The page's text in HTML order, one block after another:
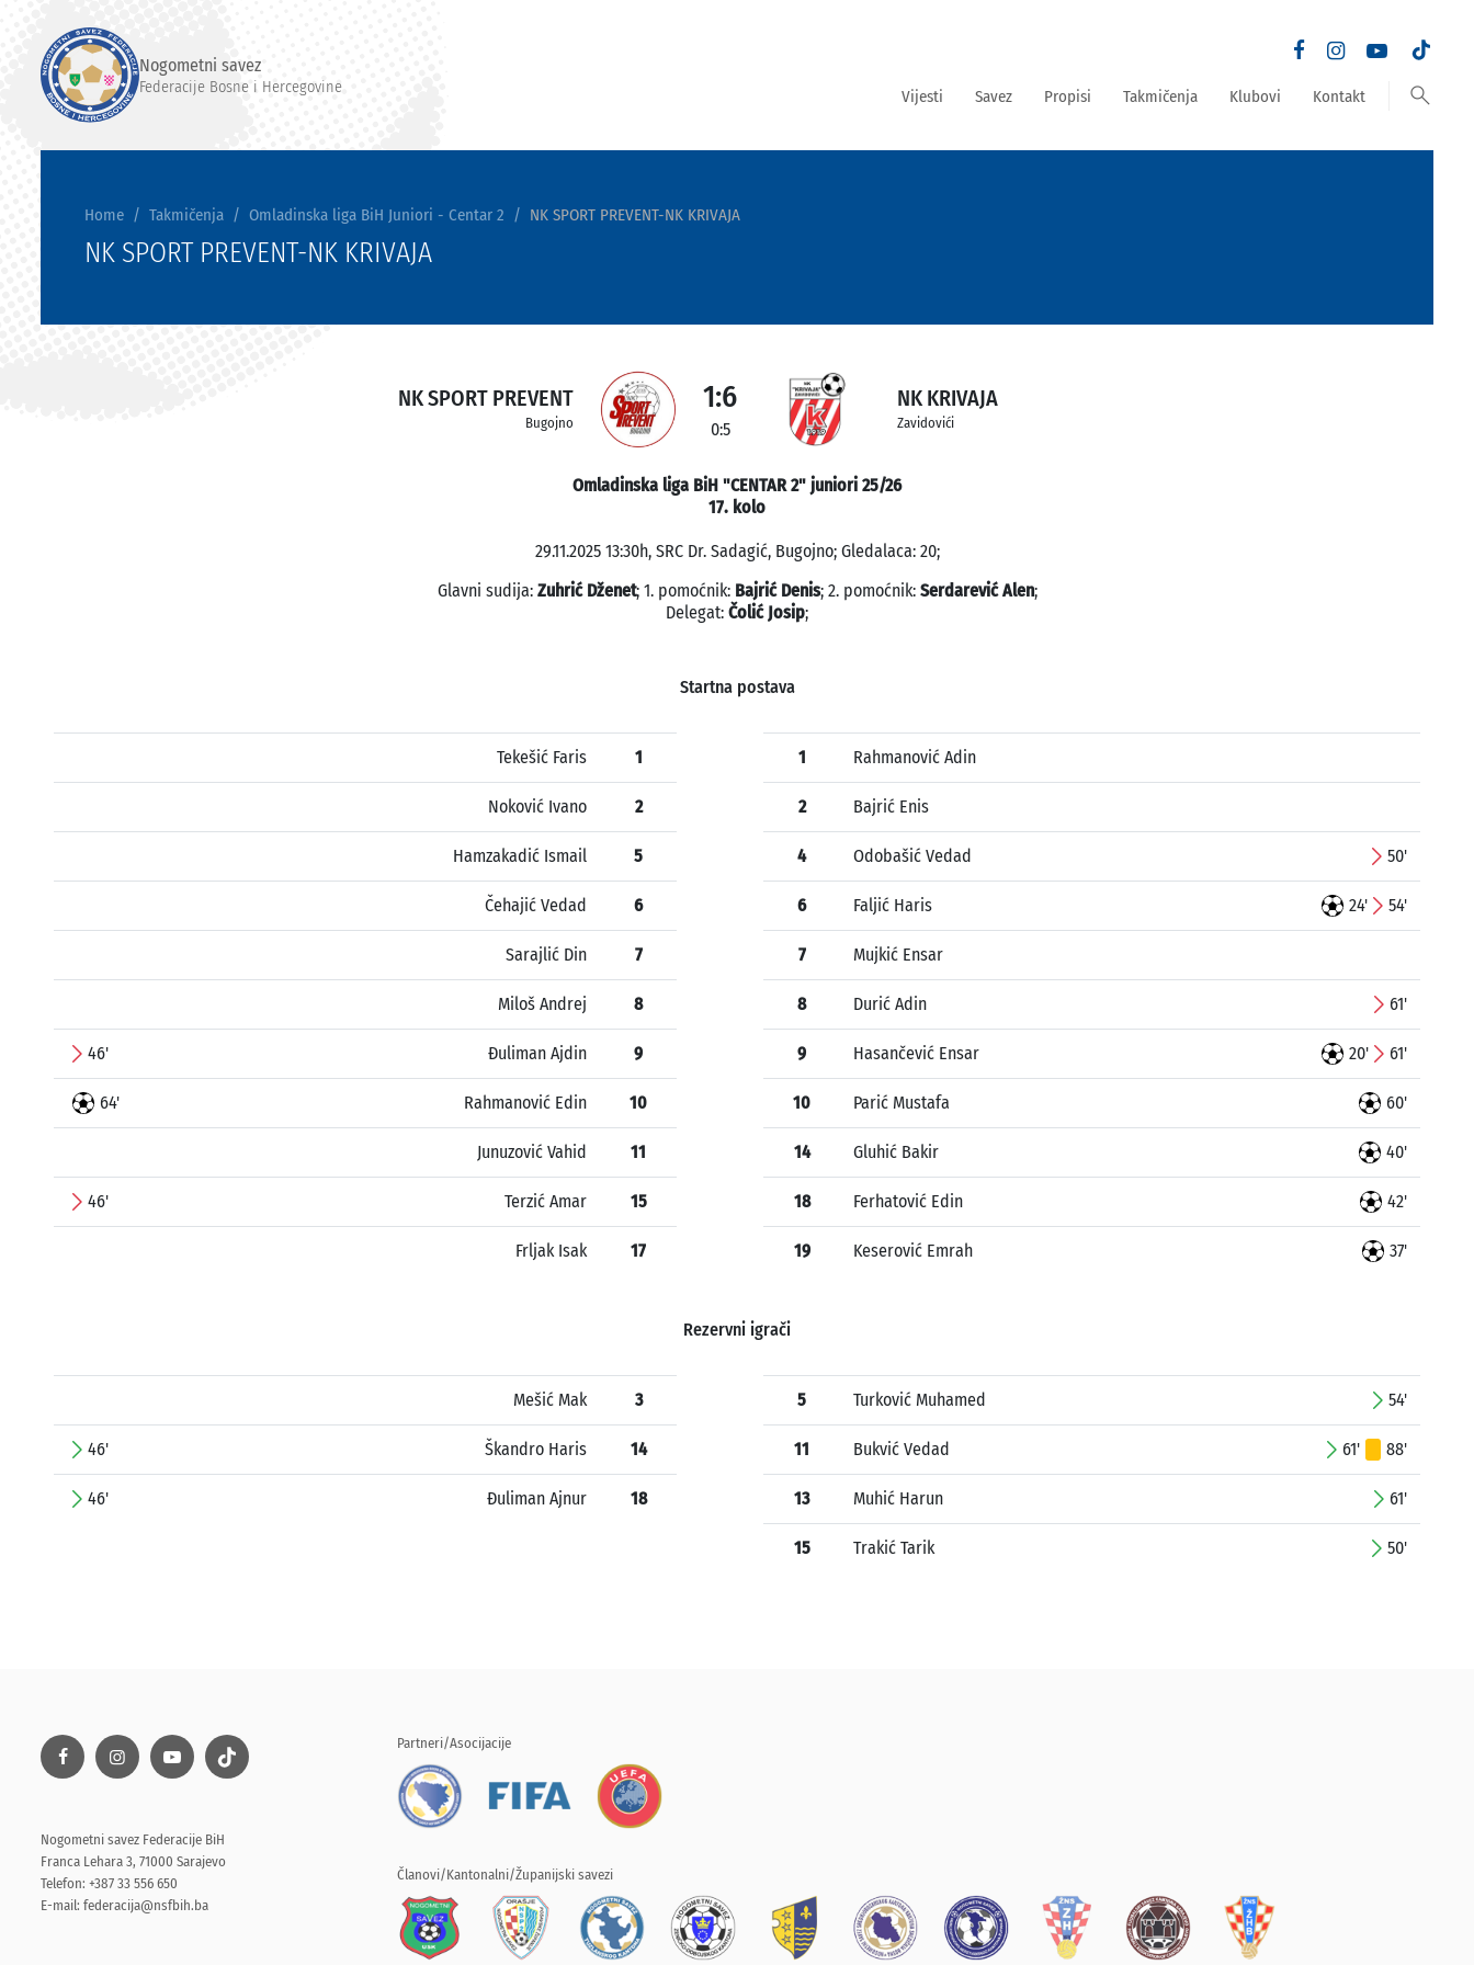
Nogometni savez
Federacije Bosne i Hercegovine Vijesti Savez Propisi Takmičenja Klubovi Kontakt search
Home Takmičenja Omladinska liga BiH Juniori - Centar 2 NK SPORT PREVENT-NK KRIVAJA
NK SPORT PREVENT-NK KRIVAJA
NK SPORT PREVENT
Bugojno
1:6
0:5
NK KRIVAJA
Zavidovići
Omladinska liga BiH "CENTAR 2" juniori 25/26
17. kolo
29.11.2025 13:30h, SRC Dr. Sadagić, Bugojno; Gledalaca: 20;
Glavni sudija: Zuhrić Dženet; 1. pomoćnik: Bajrić Denis; 2. pomoćnik: Serdarević Alen;
Delegat: Čolić Josip;
Startna postava
Tekešić Faris 1
Noković Ivano 2
Hamzakadić Ismail 5
Čehajić Vedad 6
Sarajlić Din 7
Miloš Andrej 8
46' Đuliman Ajdin 9
64' Rahmanović Edin 10
Junuzović Vahid 11
46' Terzić Amar 15
Frljak Isak 17
1 Rahmanović Adin
2 Bajrić Enis
4 Odobašić Vedad 50'
6 Faljić Haris 24' 54'
7 Mujkić Ensar
8 Durić Adin 61'
9 Hasančević Ensar 20' 61'
10 Parić Mustafa 60'
14 Gluhić Bakir 40'
18 Ferhatović Edin 42'
19 Keserović Emrah 37'
Rezervni igrači
Mešić Mak 3
46' Škandro Haris 14
46' Đuliman Ajnur 18
5 Turković Muhamed 54'
11 Bukvić Vedad 61' 88'
13 Muhić Harun 61'
15 Trakić Tarik 50'
Nogometni savez Federacije BiH
Franca Lehara 3, 71000 Sarajevo
Telefon: +387 33 556 650
E-mail: federacija@nsfbih.ba
Partneri/Asocijacije
Članovi/Kantonalni/Županijski savezi